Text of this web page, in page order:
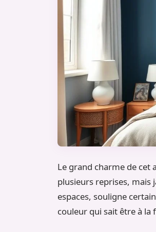
Le grand charme de cet
plusieurs reprises, mais
espaces, souligne
couleur qui sait être à la